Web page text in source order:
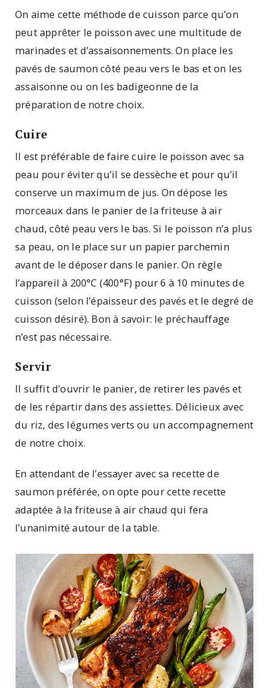
On aime cette méthode de cuisson parce qu’on
peut apprêter le poisson avec une multitude de
marinades et d’assaisonnements. On place les
pavés de saumon côté peau vers le bas et on les
assaisonne ou on les badigeonne de la
préparation de notre choix.
Cuire
Il est préférable de faire cuire le poisson avec sa
peau pour éviter qu’il se dessèche et pour qu’il
conserve un maximum de jus. On dépose les
morceaux dans le panier de la friteuse à air
chaud, côté peau vers le bas. Si le poisson n’a plus
sa peau, on le place sur un papier parchemin
avant de le déposer dans le panier. On règle
l’appareil à 200°C (400°F) pour 6 à 10 minutes de
cuisson (selon l’épaisseur des pavés et le degré de
cuisson désiré). Bon à savoir: le préchauffage
n’est pas nécessaire.
Servir
Il suffit d’ouvrir le panier, de retirer les pavés et
de les répartir dans des assiettes. Délicieux avec
du riz, des légumes verts ou un accompagnement
de notre choix.
En attendant de l’essayer avec sa recette de
saumon préférée, on opte pour cette recette
adaptée à la friteuse à air chaud qui fera
l’unanimité autour de la table.